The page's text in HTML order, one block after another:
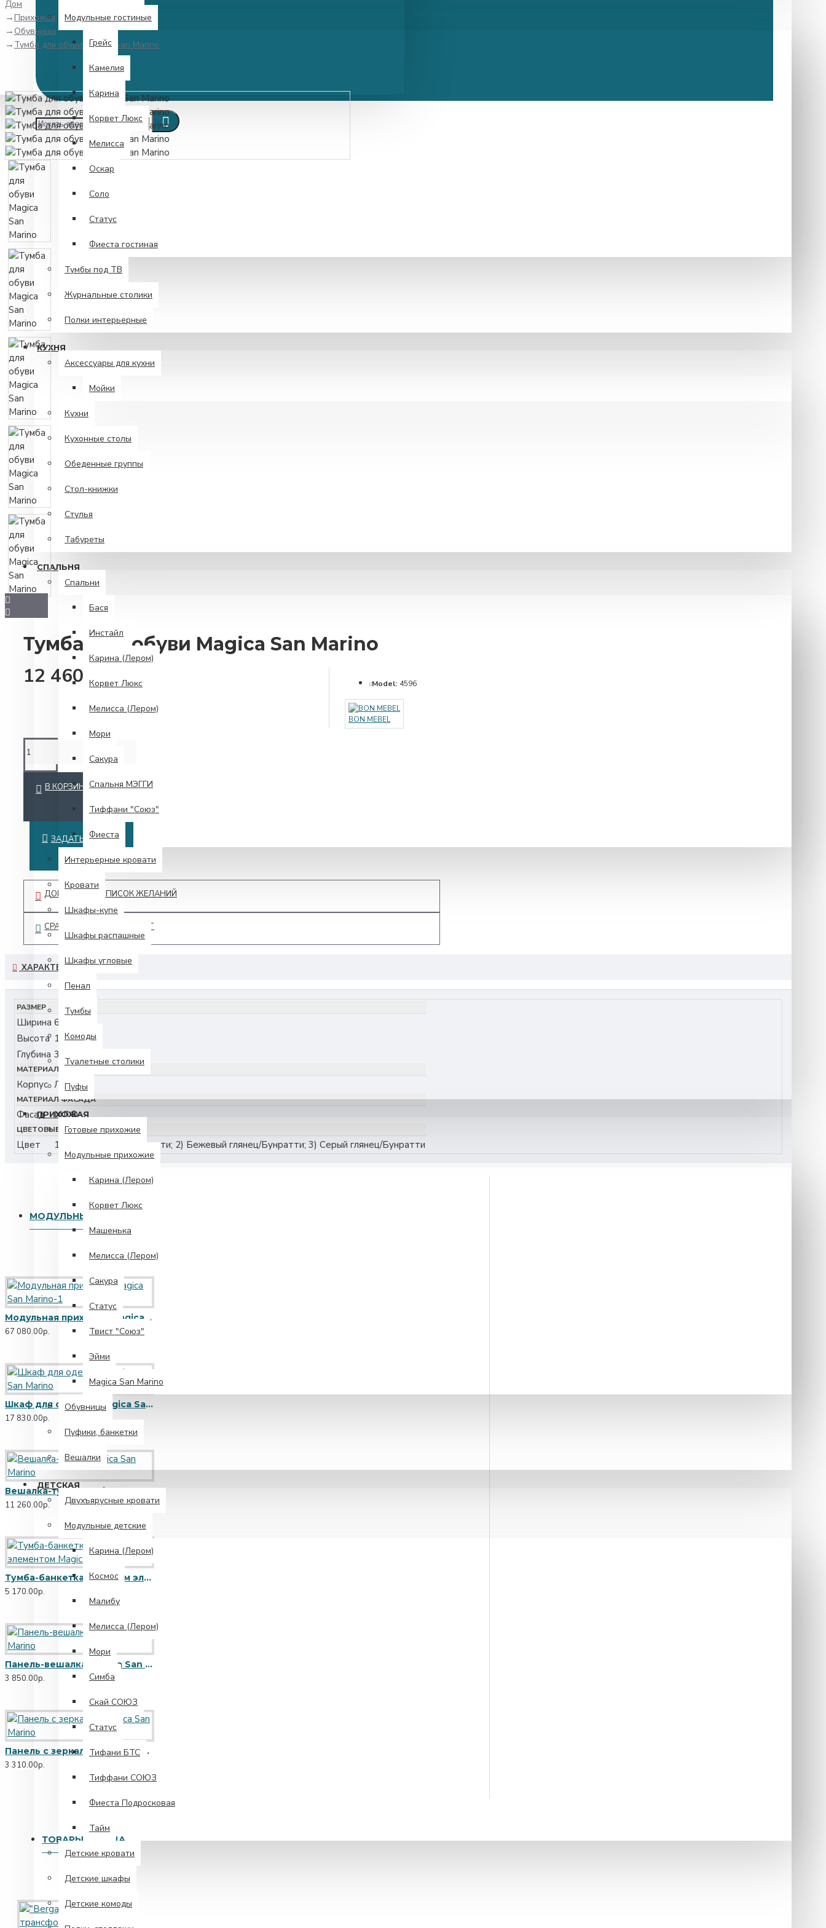
Модульные гостиные
Грейс
Камелия
Карина
Корвет Люкс
Мелисса
Оскар
Соло
Статус
Фиеста гостиная
Тумбы под ТВ
Журнальные столики
Полки интерьерные
КУХНЯ
Аксессуары для кухни
Мойки
Кухни
Кухонные столы
Обеденные группы
Стол-книжки
Стулья
Табуреты
СПАЛЬНЯ
Спальни
Бася
Инстайл
Карина (Лером)
Корвет Люкс
Мелисса (Лером)
Мори
Сакура
Спальня МЭГГИ
Тиффани "Союз"
Фиеста
Интерьерные кровати
Кровати
Шкафы-купе
Шкафы распашные
Шкафы угловые
Пенал
Тумбы
Комоды
Туалетные столики
Пуфы
ПРИХОЖАЯ
Готовые прихожие
Модульные прихожие
Карина (Лером)
Корвет Люкс
Машенька
Мелисса (Лером)
Сакура
Статус
Твист "Союз"
Эйми
Magica San Marino
Обувницы
Пуфики, банкетки
Вешалки
ДЕТСКАЯ
Двухъярусные кровати
Модульные детские
Карина (Лером)
Космос
Малибу
Мелисса (Лером)
Мори
Симба
Скай СОЮЗ
Статус
Тифани БТС
Тиффани СОЮЗ
Фиеста Подросковая
Тайм
Детские кровати
Детские шкафы
Детские комоды
Дом
Прихожая
Обувницы
Тумба для обуви Magica San Marino
Тумба для обуви Magica San Marino
12 460.00р. Model: 4596
BON MEBEL
В КОРЗИНУ
ЗАДАТЬ ВОПРОС
ДОБАВИТЬ В СПИСОК ЖЕЛАНИЙ
СРАВНИТЬ ЭТОТ ПРОДУКТ
ХАРАКТЕРИСТИКИ
РАЗМЕР
Ширина 600
Высота 1020
Глубина 300
МАТЕРИАЛ КОРПУСА
Корпус ЛДСП
МАТЕРИАЛ ФАСАДА
Фасад МДФ
ЦВЕТОВЫЕ РЕШЕНИЯ
Цвет 1) Белый глянец/Бунратти; 2) Бежевый глянец/Бунратти; 3) Серый глянец/Бунратти
МОДУЛЬНЫЙ РЯД
Модульная прихожая Magica San Marino-1
67 080.00р.
Шкаф для одежды Magica San Marino
17 830.00р.
Вешалка-тумба Magica San Marino
11 260.00р.
Тумба-банкетка с мягким элементом Magica San Marino
5 170.00р.
Панель-вешалка Magica San Marino
3 850.00р.
Панель с зеркалом Magica San Marino
3 310.00р.
ТОВАРЫ БРЕНДА